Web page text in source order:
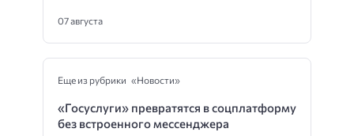
07 августа
Еще из рубрики «Новости»
«Госуслуги» превратятся в соцплатформу
без встроенного мессенджера